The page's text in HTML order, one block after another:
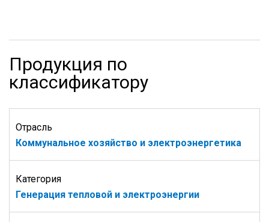
Продукция по
классификатору
Отрасль
Коммунальное хозяйство и электроэнергетика
Категория
Генерация тепловой и электроэнергии